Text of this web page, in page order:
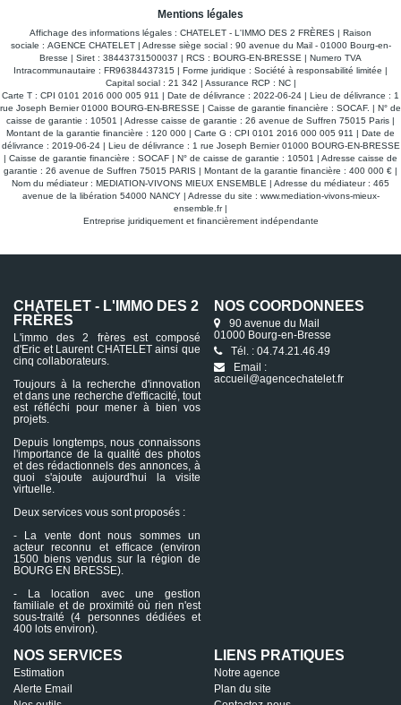
: Cette maison est à rénover totalement. * Découvrez cette
maison en visite virtuelle en cliquant sur le lien dédié.
Mentions légales
Affichage des informations légales : CHATELET - L'IMMO DES 2 FRÈRES | Raison
sociale : AGENCE CHATELET | Adresse siège social : 90 avenue du Mail - 01000 Bourg-en-
Bresse | Siret : 38443731500037 | RCS : BOURG-EN-BRESSE | Numero TVA
Intracommunautaire : FR96384437315 | Forme juridique : Société à responsabilité limitée |
Capital social : 21 342 | Assurance RCP : NC |
Carte T : CPI 0101 2016 000 005 911 | Date de délivrance : 2022-06-24 | Lieu de délivrance : 1
rue Joseph Bernier 01000 BOURG-EN-BRESSE | Caisse de garantie financière : SOCAF. | N° de
caisse de garantie : 10501 | Adresse caisse de garantie : 26 avenue de Suffren 75015 Paris |
Montant de la garantie financière : 120 000 | Carte G : CPI 0101 2016 000 005 911 | Date de
délivrance : 2019-06-24 | Lieu de délivrance : 1 rue Joseph Bernier 01000 BOURG-EN-BRESSE
| Caisse de garantie financière : SOCAF | N° de caisse de garantie : 10501 | Adresse caisse de
garantie : 26 avenue de Suffren 75015 PARIS | Montant de la garantie financière : 400 000 € |
Nom du médiateur : MEDIATION-VIVONS MIEUX ENSEMBLE | Adresse du médiateur : 465
avenue de la libération 54000 NANCY | Adresse du site : www.mediation-vivons-mieux-
ensemble.fr|
Entreprise juridiquement et financièrement indépendante
CHATELET - L'IMMO DES 2
FRÈRES
L'immo des 2 frères est composé
d'Eric et Laurent CHATELET ainsi que
cinq collaborateurs.
Toujours à la recherche d'innovation
et dans une recherche d'efficacité, tout
est réfléchi pour mener à bien vos
projets.
Depuis longtemps, nous connaissons
l'importance de la qualité des photos
et des rédactionnels des annonces, à
quoi s'ajoute aujourd'hui la visite
virtuelle.
Deux services vous sont proposés :
- La vente dont nous sommes un
acteur reconnu et efficace (environ
1500 biens vendus sur la région de
BOURG EN BRESSE).
- La location avec une gestion
familiale et de proximité où rien n'est
sous-traité (4 personnes dédiées et
400 lots environ).
NOS COORDONNÉES
90 avenue du Mail
01000 Bourg-en-Bresse
Tél. : 04.74.21.46.49
Email :
accueil@agencechatelet.fr
NOS SERVICES
Estimation
Alerte Email
LIENS PRATIQUES
Notre agence
Plan du site